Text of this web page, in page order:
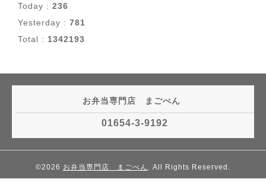
Today : 236
Yesterday : 781
Total : 1342193
お弁当専門店 まごべん
01654-3-9192
©2026 お弁当専門店 まごべん . All Rights Reserved.